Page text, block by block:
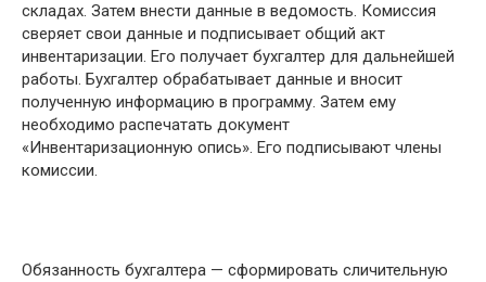
складах. Затем внести данные в ведомость. Комиссия
сверяет свои данные и подписывает общий акт
инвентаризации. Его получает бухгалтер для дальнейшей
работы. Бухгалтер обрабатывает данные и вносит
полученную информацию в программу. Затем ему
необходимо распечатать документ
«Инвентаризационную опись». Его подписывают члены
комиссии.
Обязанность бухгалтера — сформировать сличительную